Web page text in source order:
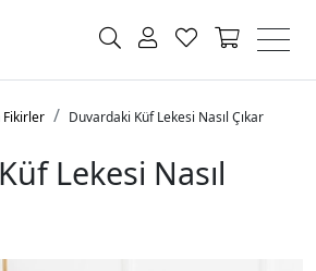
Duvardaki Küf Lekesi Nasıl Çıkar
Lekesi Nasıl